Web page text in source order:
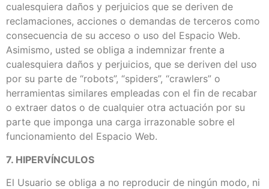
cualesquiera daños y perjuicios que se deriven de
reclamaciones, acciones o demandas de terceros como
consecuencia de su acceso o uso del Espacio Web.
Asimismo, usted se obliga a indemnizar frente a
cualesquiera daños y perjuicios, que se deriven del uso
por su parte de “robots”, “spiders”, “crawlers” o
herramientas similares empleadas con el fin de recabar
o extraer datos o de cualquier otra actuación por su
parte que imponga una carga irrazonable sobre el
funcionamiento del Espacio Web.
7. HIPERVÍNCULOS
El Usuario se obliga a no reproducir de ningún modo, ni